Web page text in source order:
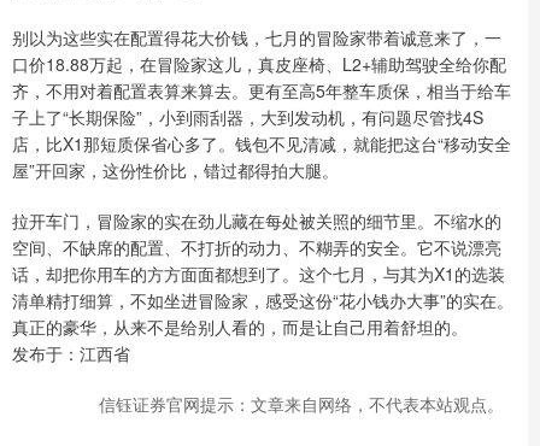
别以为这些实在配置得花大价钱，七月的冒险家带着诚意来了，一
口价18.88万起，在冒险家这儿，真皮座椅、L2+辅助驾驶全给你配
齐，不用对着配置表算来算去。更有至高5年整车质保，相当于给车
子上了“长期保险”，小到雨刮器，大到发动机，有问题尽管找4S
店，比X1那短质保省心多了。钱包不见清减，就能把这台“移动安全
屋”开回家，这份性价比，错过都得拍大腿。
拉开车门，冒险家的实在劲儿藏在每处被关照的细节里。不缩水的
空间、不缺席的配置、不打折的动力、不糊弄的安全。它不说漂亮
话，却把你用车的方方面面都想到了。这个七月，与其为X1的选装
清单精打细算，不如坐进冒险家，感受这份“花小钱办大事”的实在。
真正的豪华，从来不是给别人看的，而是让自己用着舒坦的。
发布于：江西省
信钰证券官网提示：文章来自网络，不代表本站观点。